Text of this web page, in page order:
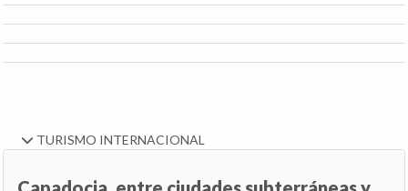
TURISMO INTERNACIONAL